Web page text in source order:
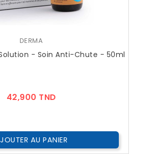
DERMA
- Soin Anti-Chute - 50ml
42,900 TND
AU PANIER